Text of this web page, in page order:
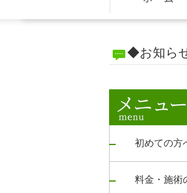
◆お知ら
初めての方
料金・施術